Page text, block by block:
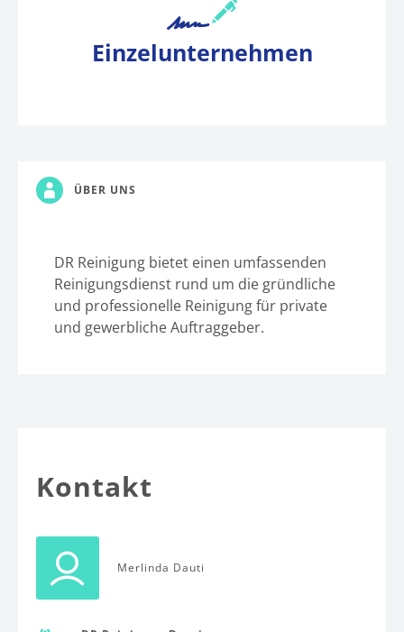
Einzelunternehmen
ÜBER UNS
DR Reinigung bietet einen umfassenden
Reinigungsdienst rund um die gründliche
und professionelle Reinigung für private
und gewerbliche Auftraggeber.
Kontakt
Merlinda Dauti